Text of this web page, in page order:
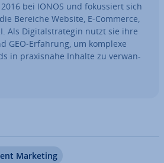
bei IONOS und fo­kus­siert sich
Bereiche Website, E-Commerce,
Als Di­gi­tal­stra­te­gin nutzt sie ihre
GEO-Erfahrung, um komplexe
in pra­xis­na­he Inhalte zu ver­wan­
Marketing